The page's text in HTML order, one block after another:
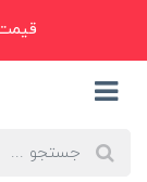
قیمت